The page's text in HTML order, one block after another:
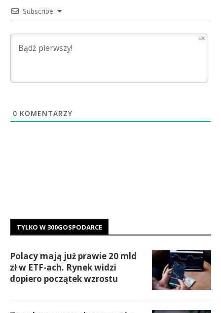
Subscribe
500
0 KOMENTARZY
TYLKO W 300GOSPODARCE
Polacy mają już prawie 20 mld
zł w ETF-ach. Rynek widzi
dopiero początek wzrostu